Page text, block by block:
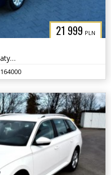
21 999 PLN
1.4 MPI TEAM Bezwypadek Klimatyzacja, Podgrzewane fotele
164000